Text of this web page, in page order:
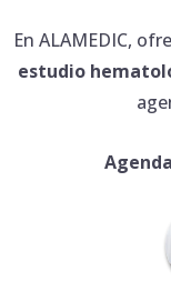
En ALAMEDIC,
estudio